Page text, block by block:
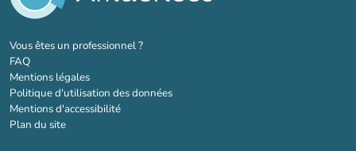
Vous êtes un professionnel ?(nouvel onglet)
FAQ
Mentions légales
Politique d'utilisation des données
Mentions d'accessibilité
Plan du site